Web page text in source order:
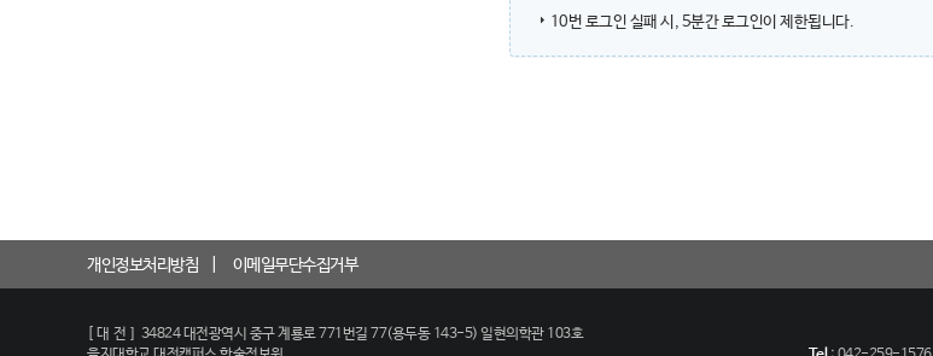
10번 로그인 실패 시, 5분간 로그인이 제한됩니다.
개인정보처리방침 이메일무단수집거부
[대전]
34824 대전광역시 중구 계룡로 771번길 77(용두동 143-5) 일현의학관 103호